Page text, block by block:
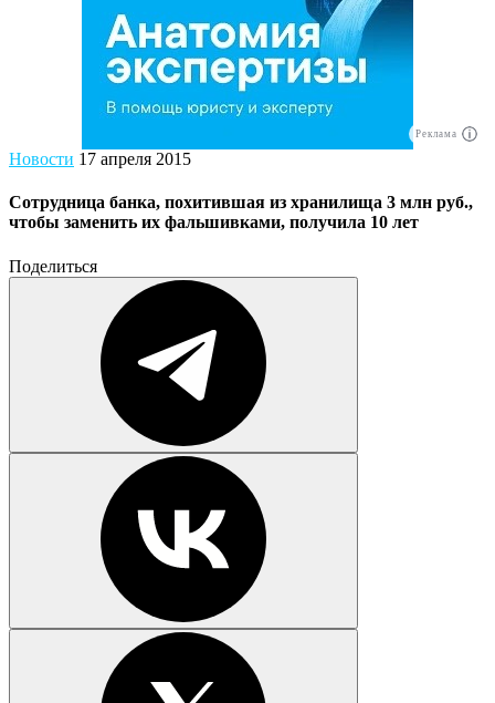
Реклама
Новости 17 апреля 2015
Сотрудница банка, похитившая из хранилища 3 млн руб.,
чтобы заменить их фальшивками, получила 10 лет
Поделиться